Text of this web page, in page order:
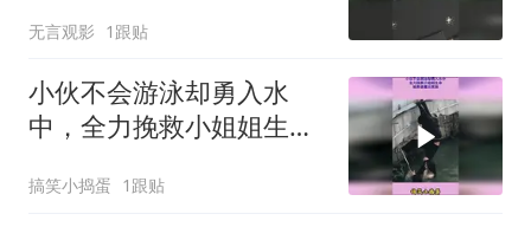
无言观影 1跟贴
小伙不会游泳却勇入水
中，全力挽救小姐姐生
搞笑小捣蛋 1跟贴